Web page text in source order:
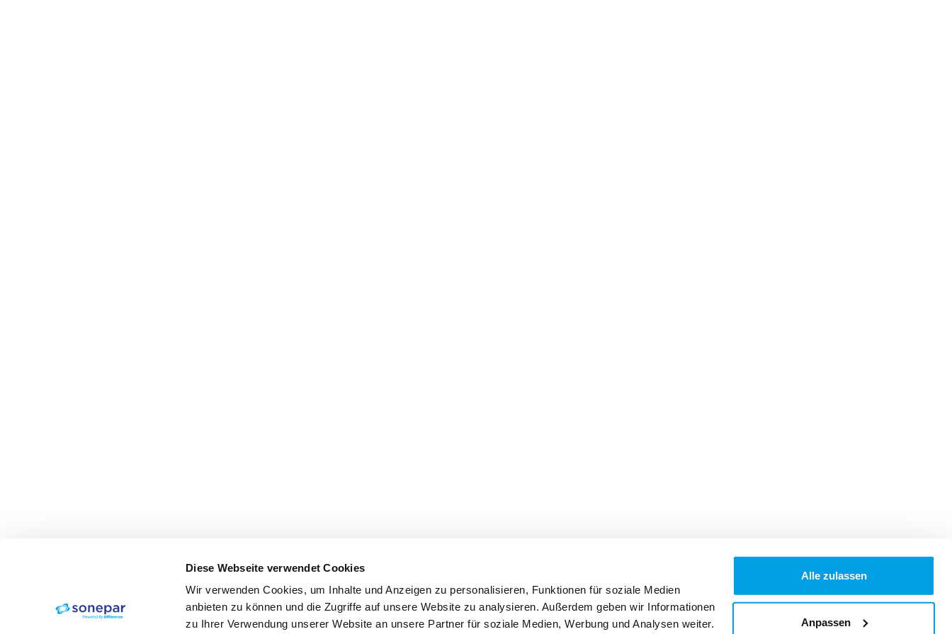
Diese Webseite verwendet Cookies
Wir verwenden Cookies, um Inhalte und Anzeigen zu personalisieren, Funktionen für soziale Medien
anbieten zu können und die Zugriffe auf unsere Website zu analysieren. Außerdem geben wir Informationen
zu Ihrer Verwendung unserer Website an unsere Partner für soziale Medien, Werbung und Analysen weiter.
Alle zulassen
Anpassen